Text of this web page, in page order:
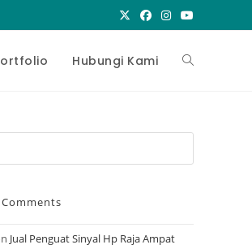
Hubungi Kami Toggle
Escape
Jual Penguat Sinyal Hp Raja Ampat